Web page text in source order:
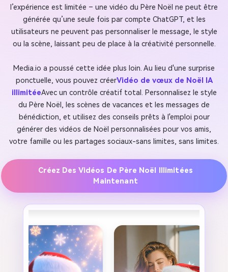
l’expérience est limitée – une vidéo du Père Noël ne peut être
générée qu’une seule fois par compte ChatGPT, et les
utilisateurs ne peuvent pas personnaliser le message, le style
ou la scène, laissant peu de place à la créativité personnelle.
Media.io a poussé cette idée plus loin. Au lieu d'une surprise
ponctuelle, vous pouvez créerVidéo de vœux de Noël IA
illimitéeAvec un contrôle créatif total. Personnalisez le style
du Père Noël, les scènes de vacances et les messages de
bénédiction, et utilisez des conseils prêts à l'emploi pour
générer des vidéos de Noël personnalisées pour vos amis,
votre famille ou les partages sociaux-sans limites, sans limites.
Créez Des Vidéos De Père Noël Illimitées
Maintenant